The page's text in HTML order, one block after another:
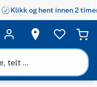
Klikk og hent innen 2